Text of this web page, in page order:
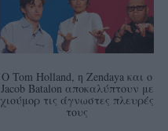
Ο Tom Holland, η Zendaya και ο
Jacob Batalon αποκαλύπτουν με
χιούμορ τις άγνωστες πλευρές
τους